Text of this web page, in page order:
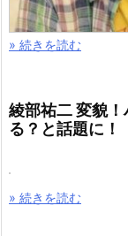
» 続きを読む
綾部祐二 変貌
る？と話題に！
» 続きを読む